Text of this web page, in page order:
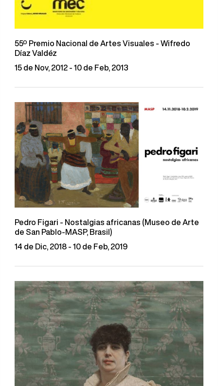
55º Premio Nacional de Artes Visuales - Wifredo
Díaz Valdéz
15 de Nov, 2012 - 10 de Feb, 2013
Pedro Figari - Nostalgias africanas (Museo de Arte
de San Pablo-MASP, Brasil)
14 de Dic, 2018 - 10 de Feb, 2019